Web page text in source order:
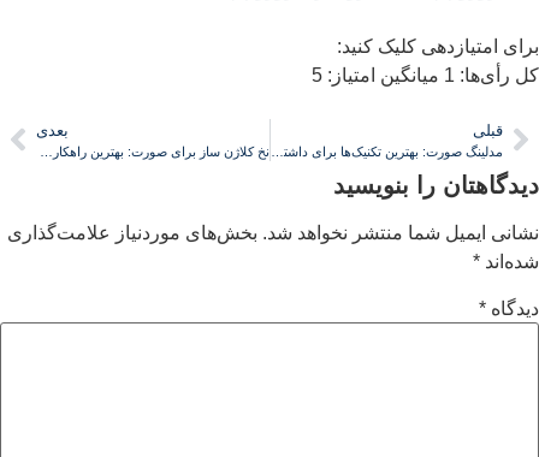
امتیازدهی کلیک کنید:
رأی‌ها: 1میانگین امتیاز: 5
قبلی
مدلینگ صورت: بهترین تکنیک‌ها برای داشتن صورتی جذاب‌تر، جوان‌تر و شاداب‌تر
بعدی
را بنویسید
ایمیل شما منتشر نخواهد شد. بخش‌های موردنیاز علامت‌گذاری
*
*